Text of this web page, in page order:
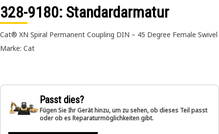
328-9180: Standardarmatur
Cat® XN Spiral Permanent Coupling DIN – 45 Degree Female Swivel
Marke: Cat
Passt dies?
Fügen Sie Ihr Gerät hinzu, um zu sehen, ob dieses Teil passt
oder ob es Reparaturmöglichkeiten gibt.